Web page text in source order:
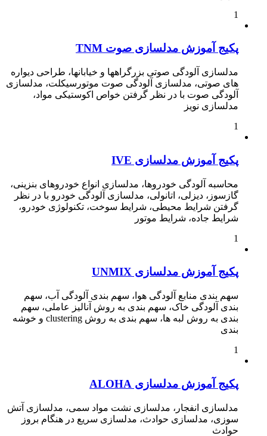
1
پکیج آموزش مدلسازی صوت TNM
مدلسازی آلودگی صوتی بزرگراهها و خیابانها، طراحی دیواره
های صوتی، مدلسازی آلودگی صوت موتورسیکلت، مدلسازی
آلودگی صوت با در نظر گرفتن خواص اکوستیکی مواد،
مدلسازی نویز
1
پکیج آموزش مدلسازی IVE
محاسبه آلودگی خودروها، مدلسازی انواع خودروهای بنزینی،
گازسوز، دیزلی، اتانولی، مدلسازی آلودگی خودرو با در نظر
گرفتن شرایط محیطی، شرایط سوخت، تکنولوژی خودرو،
شرایط جاده، شرایط موتور
1
پکیج آموزش مدلسازی UNMIX
سهم بندی منابع آلودگی هوا، سهم بندی آلودگی آب، سهم
بندی آلودگی خاک، سهم بندی به روش آنالیز عاملی، سهم
بندی به روش لبه ها، سهم بندی به روش clustering و خوشه
بندی
1
پکیج آموزش مدلسازی ALOHA
مدلسازی انفجار، مدلسازی نشت مواد سمی، مدلسازی آتش
سوزی، مدلسازی حوادث، مدلسازی سریع در هنگام بروز
حوادث